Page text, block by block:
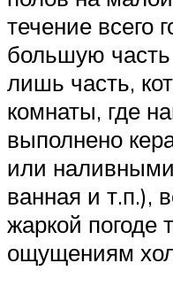
течение всего
большую часть
лишь часть,
комнаты, где
выполнено
или
ванная и т.п.),
жаркой погоде
ощущениям